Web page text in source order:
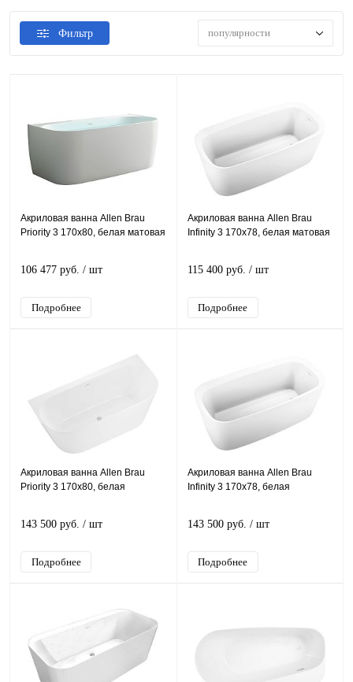
Фильтр популярности
Акриловая ванна Allen Brau
Priority 3 170x80, белая матовая
106 477 руб. / шт
Подробнее
Акриловая ванна Allen Brau
Infinity 3 170x78, белая матовая
115 400 руб. / шт
Подробнее
Акриловая ванна Allen Brau
Priority 3 170x80, белая
143 500 руб. / шт
Подробнее
Акриловая ванна Allen Brau
Infinity 3 170x78, белая
143 500 руб. / шт
Подробнее